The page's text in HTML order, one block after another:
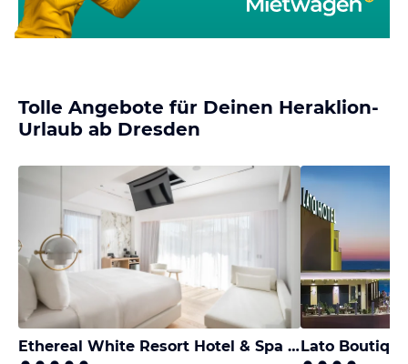
Tolle Angebote für Deinen Heraklion-
Urlaub ab Dresden
Ethereal White Resort Hotel & Spa - Adults Only Lato